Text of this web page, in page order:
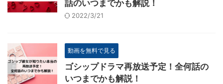
話のいつまでかも解説！
2022/3/21
動画を無料で見る
ゴシップドラマ再放送予定！全何話の
いつまでかも解説！